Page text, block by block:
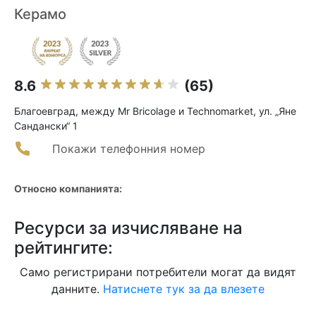
Керамо
8.6 (65)
Благоевград, между Mr Bricolage и Technomarket, ул. „Яне
Сандански“ 1
Покажи телефонния номер
Относно компанията:
Ресурси за изчисляване на
рейтингите:
Само регистрирани потребители могат да видят
данните. Натиснете тук за да влезете